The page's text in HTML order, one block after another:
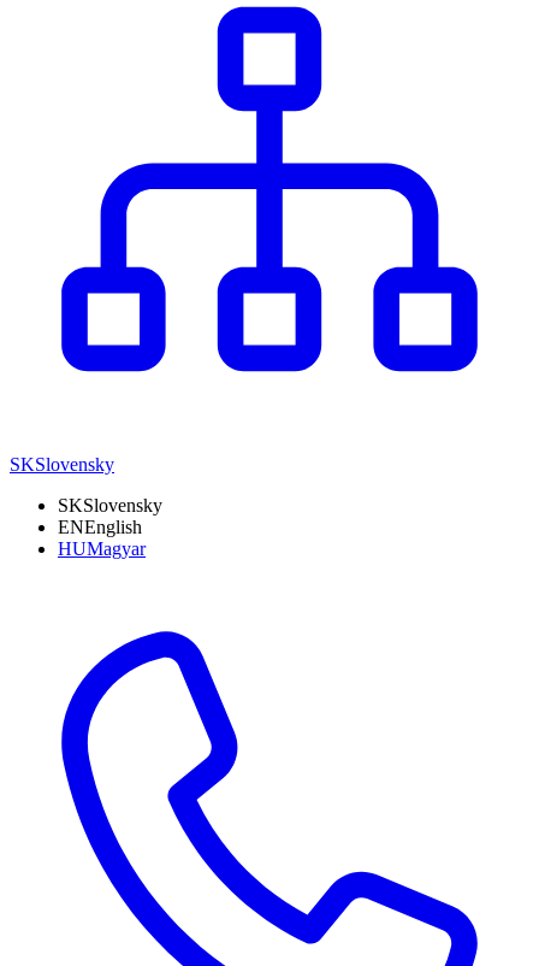
SKSlovensky
SKSlovensky
ENEnglish
HUMagyar